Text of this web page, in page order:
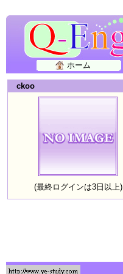
ホーム
ckoo
(最終ログインは3日以上)